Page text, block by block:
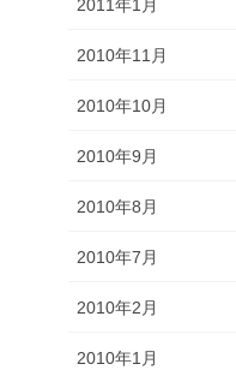
2011年1月
2010年11月
2010年10月
2010年9月
2010年8月
2010年7月
2010年2月
2010年1月